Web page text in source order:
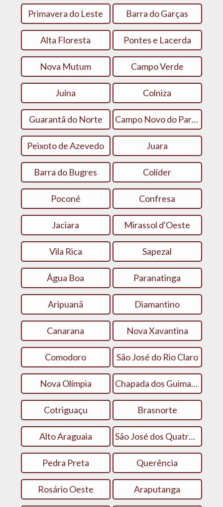
Primavera do Leste Barra do Garças
Alta Floresta Pontes e Lacerda
Nova Mutum Campo Verde
Juína Colniza
Guarantã do Norte Campo Novo do Parecis
Peixoto de Azevedo Juara
Barra do Bugres Colíder
Poconé Confresa
Jaciara Mirassol d'Oeste
Vila Rica Sapezal
Água Boa Paranatinga
Aripuanã Diamantino
Canarana Nova Xavantina
Comodoro São José do Rio Claro
Nova Olímpia Chapada dos Guimarães
Cotriguaçu Brasnorte
Alto Araguaia São José dos Quatro Marcos
Pedra Preta Querência
Rosário Oeste Araputanga